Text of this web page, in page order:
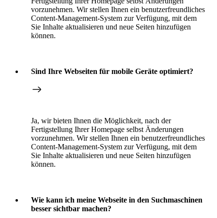
vorzunehmen. Wir stellen Ihnen ein benutzerfreundliches
Content-Management-System zur Verfügung, mit dem
Sie Inhalte aktualisieren und neue Seiten hinzufügen
können.
Sind Ihre Webseiten für mobile Geräte optimiert?
Ja, wir bieten Ihnen die Möglichkeit, nach der
Fertigstellung Ihrer Homepage selbst Änderungen
vorzunehmen. Wir stellen Ihnen ein benutzerfreundliches
Content-Management-System zur Verfügung, mit dem
Sie Inhalte aktualisieren und neue Seiten hinzufügen
können.
Wie kann ich meine Webseite in den Suchmaschinen
besser sichtbar machen?